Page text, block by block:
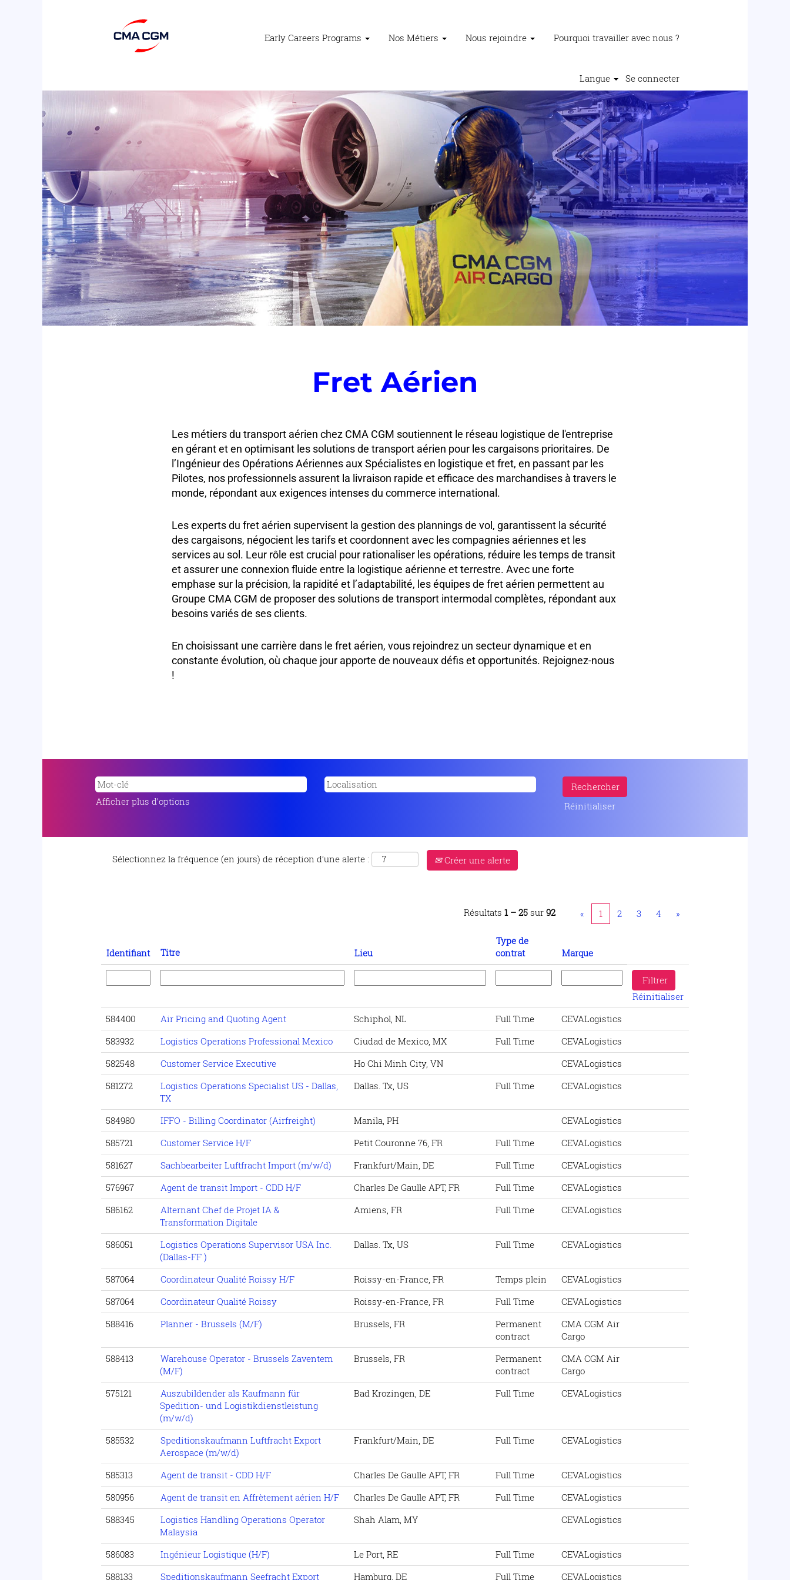
Early Careers Programs Nos Métiers Nous rejoindre Pourquoi travailler avec nous ?
Langue Se connecter
Aérien
-
Reshape
Fret Aérien
Les métiers du transport aérien chez CMA CGM soutiennent le réseau logistique de l'entreprise
en gérant et en optimisant les solutions de transport aérien pour les cargaisons prioritaires. De
l’Ingénieur des Opérations Aériennes aux Spécialistes en logistique et fret, en passant par les
Pilotes, nos professionnels assurent la livraison rapide et efficace des marchandises à travers le
monde, répondant aux exigences intenses du commerce international.
Les experts du fret aérien supervisent la gestion des plannings de vol, garantissent la sécurité
des cargaisons, négocient les tarifs et coordonnent avec les compagnies aériennes et les
services au sol. Leur rôle est crucial pour rationaliser les opérations, réduire les temps de transit
et assurer une connexion fluide entre la logistique aérienne et terrestre. Avec une forte
emphase sur la précision, la rapidité et l’adaptabilité, les équipes de fret aérien permettent au
Groupe CMA CGM de proposer des solutions de transport intermodal complètes, répondant aux
besoins variés de ses clients.
En choisissant une carrière dans le fret aérien, vous rejoindrez un secteur dynamique et en
constante évolution, où chaque jour apporte de nouveaux défis et opportunités. Rejoignez-nous
!
Afficher plus d’options Réinitialiser
Sélectionnez la fréquence (en jours) de réception d’une alerte : Créer une alerte
Résultats 1 – 25 sur 92 « 1 2 3 4 »
Identifiant Titre Lieu
Type de
contrat
Marque
Réinitialiser
584400
Air Pricing and Quoting Agent Schiphol, NL Full Time
CEVALogistics
583932
Logistics Operations Professional Mexico Ciudad de Mexico, MX Full Time
CEVALogistics
582548
Customer Service Executive Ho Chi Minh City, VN
CEVALogistics
581272
Logistics Operations Specialist US - Dallas,
TX
Dallas. Tx, US Full Time CEVALogistics
584980 IFFO - Billing Coordinator (Airfreight) Manila, PH
CEVALogistics
585721
Customer Service H/F Petit Couronne 76, FR Full Time
CEVALogistics
581627
Sachbearbeiter Luftfracht Import (m/w/d) Frankfurt/Main, DE Full Time
CEVALogistics
576967
Agent de transit Import - CDD H/F Charles De Gaulle APT, FR Full Time
CEVALogistics
586162
Alternant Chef de Projet IA &
Transformation Digitale
Amiens, FR Full Time CEVALogistics
586051
Logistics Operations Supervisor USA Inc.
(Dallas-FF )
Dallas. Tx, US Full Time CEVALogistics
587064 Coordinateur Qualité Roissy H/F Roissy-en-France, FR Temps plein
CEVALogistics
587064
Coordinateur Qualité Roissy Roissy-en-France, FR Full Time
CEVALogistics
588416
Planner - Brussels (M/F) Brussels, FR
Permanent
contract
CMA CGM Air
Cargo
588413
Warehouse Operator - Brussels Zaventem
(M/F)
Brussels, FR
Permanent
contract
CMA CGM Air
Cargo
575121
Auszubildender als Kaufmann für
Spedition- und Logistikdienstleistung
(m/w/d)
Bad Krozingen, DE Full Time CEVALogistics
585532
Speditionskaufmann Luftfracht Export
Aerospace (m/w/d)
Frankfurt/Main, DE Full Time CEVALogistics
585313 Agent de transit - CDD H/F Charles De Gaulle APT, FR Full Time
CEVALogistics
580956
Agent de transit en Affrètement aérien H/F Charles De Gaulle APT, FR Full Time
CEVALogistics
588345
Logistics Handling Operations Operator
Malaysia
Shah Alam, MY CEVALogistics
586083 Ingénieur Logistique (H/F) Le Port, RE Full Time
CEVALogistics
588133
Speditionskaufmann Seefracht Export
Hamburg, DE Full Time CEVALogistics